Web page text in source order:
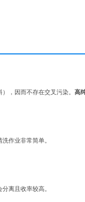
，因而不存在交叉污染。 高
作业非常简单。
离且收率较高。